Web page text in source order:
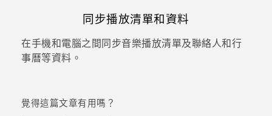
同步播放清單和資料
在手機和電腦之間同步音樂播放清單及聯絡人和行
事曆等資料。
覺得這篇文章有用嗎？